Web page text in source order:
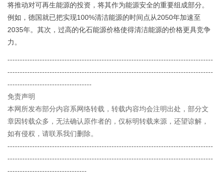
将推动对可再生能源的投资，将其作为能源安全的重要组成部分。
例如，德国就已把实现100%清洁能源的时间点从2050年加速至
2035年。其次，过高的化石能源价格使得清洁能源的价格更具竞争
力。
-----------------------------------------------------------------------------------
-----------------------------------------------------------------------------------
----------------------------------
免责声明
本网所发布部分内容系网络转载，转载内容均会注明出处，部分文
章因转载众多，无法确认原作者的，仅标明转载来源，还望谅解，
如有侵权，请联系我们删除。
-----------------------------------------------------------------------------------
-----------------------------------------------------------------------------------
--------------------------------